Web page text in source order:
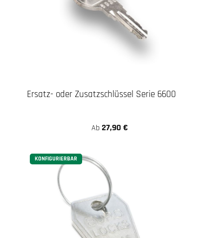
Ersatz- oder Zusatzschlüssel Serie 6600
Ab 27,90 €
KONFIGURIERBAR